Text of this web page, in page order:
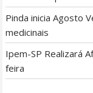
Pinda inicia Agosto
medicinais
Ipem-SP Realizará
feira